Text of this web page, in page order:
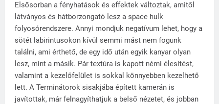
Elsősorban a fényhatások és effektek változtak, amitől
látványos és hátborzongató lesz a space hulk
folyosórendszere. Annyi mondjuk negatívum lehet, hogy a
sötét labirintusokon kívül semmi mást nem fogunk
találni, ami érthető, de egy idő után egyik kanyar olyan
lesz, mint a másik. Pár textúra is kapott némi élesítést,
valamint a kezelőfelület is sokkal könnyebben kezelhető
lett. A Terminátorok sisakjába épített kamerán is
javítottak, már felnagyíthatjuk a belső nézetet, és jobban